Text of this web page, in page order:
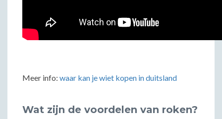
Meer info: waar kan je wiet kopen in duitsland
Wat zijn de voordelen van roken?